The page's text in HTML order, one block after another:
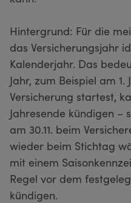
Hintergrund: Für die
das Versicherungsjahr
Kalenderjahr. Das
Jahr, zum Beispiel am
Versicherung startest,
Jahresende kündigen –
am 30.11. beim
wieder beim Stichtag
mit einem
Regel vor dem
kündigen.